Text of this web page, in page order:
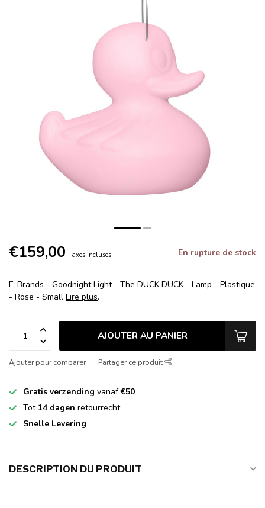
€159,00 Taxes incluses En rupture de stock
E-Brands - Goodnight Light - The DUCK DUCK - Lamp - Plastique
- Rose - Small Lire plus.
AJOUTER AU PANIER
Ajouter pour comparer Partager ce produit
Gratis verzending vanaf€50
Tot 14 dagen retourrecht
Snelle Levering
DESCRIPTION DU PRODUIT